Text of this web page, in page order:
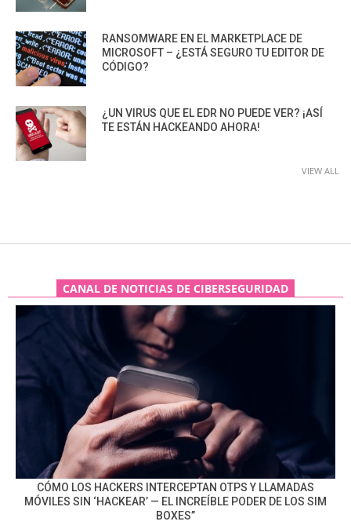
RANSOMWARE EN EL MARKETPLACE DE
MICROSOFT – ¿ESTÁ SEGURO TU EDITOR DE
CÓDIGO?
¿UN VIRUS QUE EL EDR NO PUEDE VER? ¡ASÍ
TE ESTÁN HACKEANDO AHORA!
VIEW ALL
CANAL DE NOTICIAS DE CIBERSEGURIDAD
CÓMO LOS HACKERS INTERCEPTAN OTPS Y LLAMADAS
MÓVILES SIN ‘HACKEAR’ — EL INCREÍBLE PODER DE LOS SIM
BOXES”